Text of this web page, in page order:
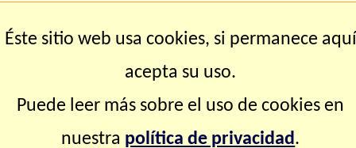
Mapa del sitio
Éste sitio web usa cookies, si permanece aquí
acepta su uso.
Puede leer más sobre el uso de cookies en
nuestra política de privacidad.